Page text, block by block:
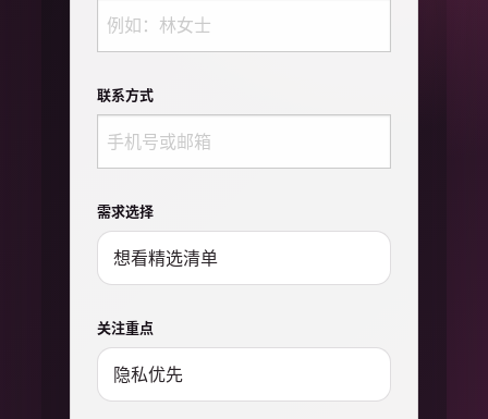
联系方式
需求选择
关注重点